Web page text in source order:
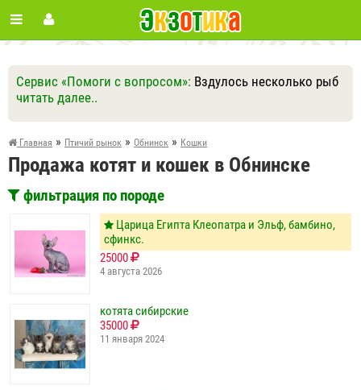
Сервис «Помоги с вопросом»: Вздулось несколько рыб
читать далее..
Ответить Другие вопросы
Задать вопрос
Главная » Птичий рынок » Обнинск » Кошки
Продажа котят и кошек в Обнинске
фильтрация по породе
Царица Египта Клеопатра и Эльф, бамбино,
сфинкс.
25000
4 августа 2026
котята сибирские
35000
11 января 2024